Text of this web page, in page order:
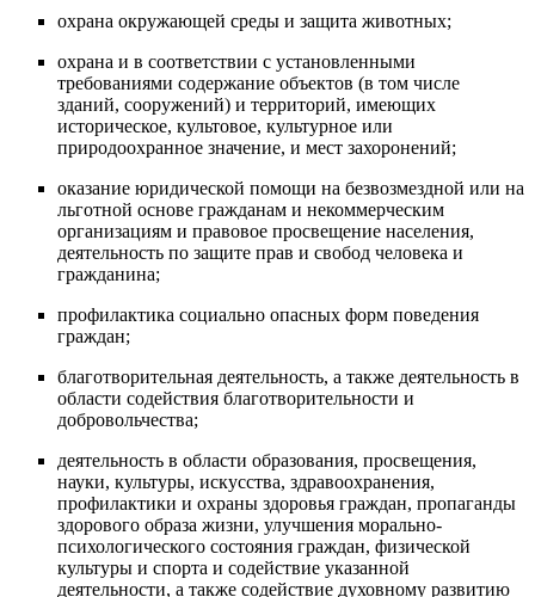
охрана окружающей среды и защита животных;
охрана и в соответствии с установленными
требованиями содержание объектов (в том числе
зданий, сооружений) и территорий, имеющих
историческое, культовое, культурное или
природоохранное значение, и мест захоронений;
оказание юридической помощи на безвозмездной или на
льготной основе гражданам и некоммерческим
организациям и правовое просвещение населения,
деятельность по защите прав и свобод человека и
гражданина;
профилактика социально опасных форм поведения
граждан;
благотворительная деятельность, а также деятельность в
области содействия благотворительности и
добровольчества;
деятельность в области образования, просвещения,
науки, культуры, искусства, здравоохранения,
профилактики и охраны здоровья граждан, пропаганды
здорового образа жизни, улучшения морально-
психологического состояния граждан, физической
культуры и спорта и содействие указанной
деятельности, а также содействие духовному развитию